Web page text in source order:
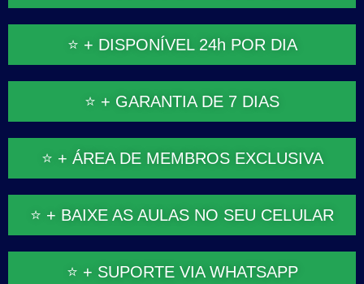
⭐ + DISPONÍVEL 24h POR DIA
⭐ + GARANTIA DE 7 DIAS
⭐ + ÁREA DE MEMBROS EXCLUSIVA
⭐ + BAIXE AS AULAS NO SEU CELULAR
⭐ + SUPORTE VIA WHATSAPP